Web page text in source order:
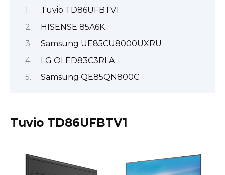
Tuvio TD86UFBTV1
HISENSE 85A6K
Samsung UE85CU8000UXRU
LG OLED83C3RLA
Samsung QE85QN800C
Tuvio TD86UFBTV1